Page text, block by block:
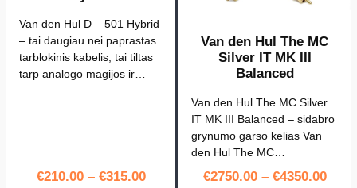
d
H
u
l
3
Van den Hul D – 501 Hybrid
– tai daugiau nei paprastas
tarblokinis kabelis, tai tiltas
tarp analogo magijos ir…
€210.00– €315.00
Van den Hul The MC
Silver IT MK III
Balanced
Van den Hul The MC Silver
IT MK III Balanced – sidabro
grynumo garso kelias Van
den Hul The MC…
€2750.00– €4350.00